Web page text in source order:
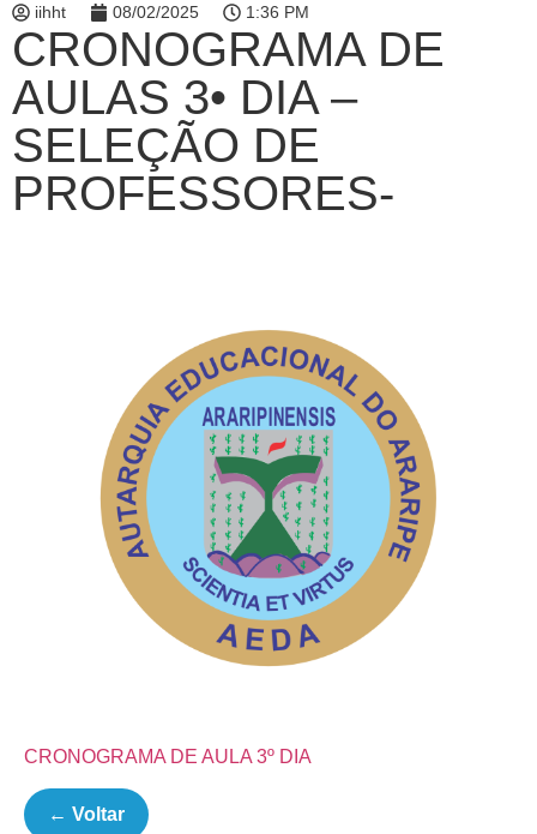
iihht 08/02/2025 1:36 PM
CRONOGRAMA DE
AULAS 3• DIA –
SELEÇÃO DE
PROFESSORES-
CRONOGRAMA DE AULA 3º DIA
← Voltar